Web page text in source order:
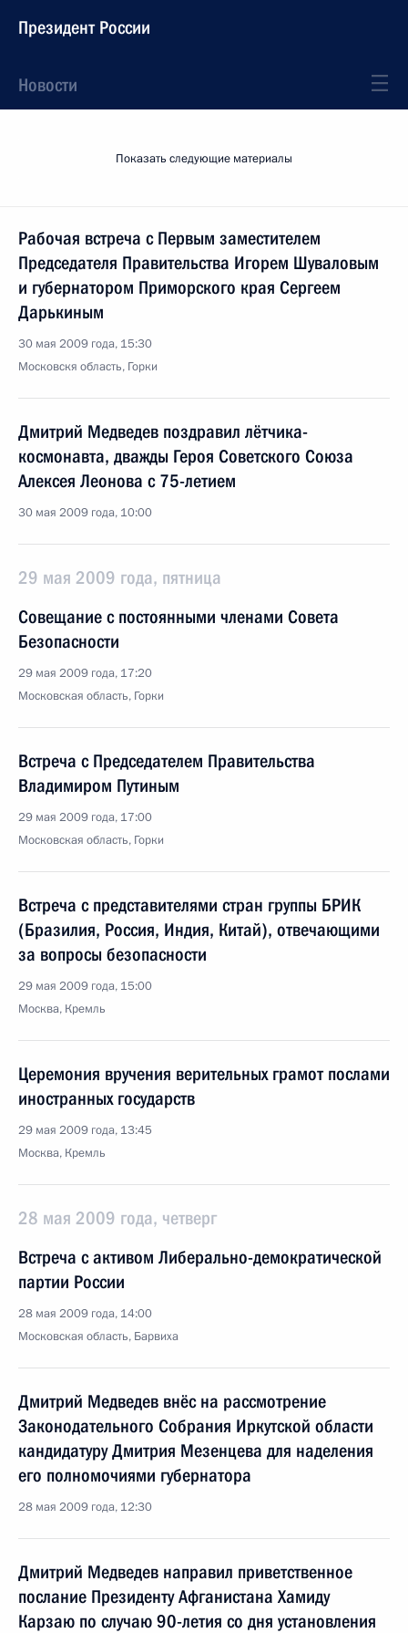
Президент России
Новости
Показать следующие материалы
Рабочая встреча с Первым заместителем
Председателя Правительства Игорем Шуваловым
и губернатором Приморского края Сергеем
Дарькиным
30 мая 2009 года, 15:30
Московскя область, Горки
Дмитрий Медведев поздравил лётчика-
космонавта, дважды Героя Советского Союза
Алексея Леонова с 75-летием
30 мая 2009 года, 10:00
29 мая 2009 года, пятница
Совещание с постоянными членами Совета
Безопасности
29 мая 2009 года, 17:20
Московская область, Горки
Встреча с Председателем Правительства
Владимиром Путиным
29 мая 2009 года, 17:00
Московская область, Горки
Встреча с представителями стран группы БРИК
(Бразилия, Россия, Индия, Китай), отвечающими
за вопросы безопасности
29 мая 2009 года, 15:00
Москва, Кремль
Церемония вручения верительных грамот послами
иностранных государств
29 мая 2009 года, 13:45
Москва, Кремль
28 мая 2009 года, четверг
Встреча c активом Либерально-демократической
партии России
28 мая 2009 года, 14:00
Московская область, Барвиха
Дмитрий Медведев внёс на рассмотрение
Законодательного Собрания Иркутской области
кандидатуру Дмитрия Мезенцева для наделения
его полномочиями губернатора
28 мая 2009 года, 12:30
Дмитрий Медведев направил приветственное
послание Президенту Афганистана Хамиду
Карзаю по случаю 90-летия со дня установления